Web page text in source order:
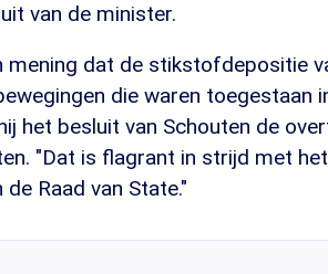
van de minister.
mening dat de stikstofdepositie
die waren toegestaan
het besluit van Schouten de
"Dat is flagrant in strijd met
Raad van State."